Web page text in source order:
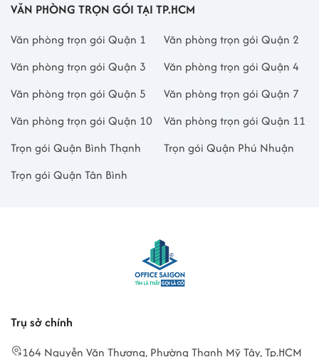
VĂN PHÒNG TRỌN GÓI TẠI TP.HCM
Văn phòng trọn gói Quận 1
Văn phòng trọn gói Quận 2
Văn phòng trọn gói Quận 3
Văn phòng trọn gói Quận 4
Văn phòng trọn gói Quận 5
Văn phòng trọn gói Quận 7
Văn phòng trọn gói Quận 10
Văn phòng trọn gói Quận 11
Trọn gói Quận Bình Thạnh
Trọn gói Quận Phú Nhuận
Trọn gói Quận Tân Bình
Trụ sở chính
164 Nguyễn Văn Thương, Phường Thạnh Mỹ Tây, Tp.HCM